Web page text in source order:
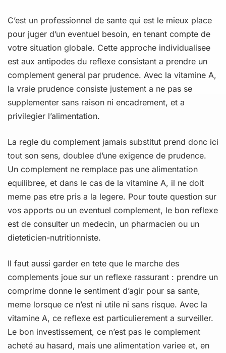
C’est un professionnel de sante qui est le mieux place
pour juger d’un eventuel besoin, en tenant compte de
votre situation globale. Cette approche individualisee
est aux antipodes du reflexe consistant a prendre un
complement general par prudence. Avec la vitamine A,
la vraie prudence consiste justement a ne pas se
supplementer sans raison ni encadrement, et a
privilegier l’alimentation.
La regle du complement jamais substitut prend donc ici
tout son sens, doublee d’une exigence de prudence.
Un complement ne remplace pas une alimentation
equilibree, et dans le cas de la vitamine A, il ne doit
meme pas etre pris a la legere. Pour toute question sur
vos apports ou un eventuel complement, le bon reflexe
est de consulter un medecin, un pharmacien ou un
dieteticien-nutritionniste.
Il faut aussi garder en tete que le marche des
complements joue sur un reflexe rassurant : prendre un
comprime donne le sentiment d’agir pour sa sante,
meme lorsque ce n’est ni utile ni sans risque. Avec la
vitamine A, ce reflexe est particulierement a surveiller.
Le bon investissement, ce n’est pas le complement
acheté au hasard, mais une alimentation variee et, en